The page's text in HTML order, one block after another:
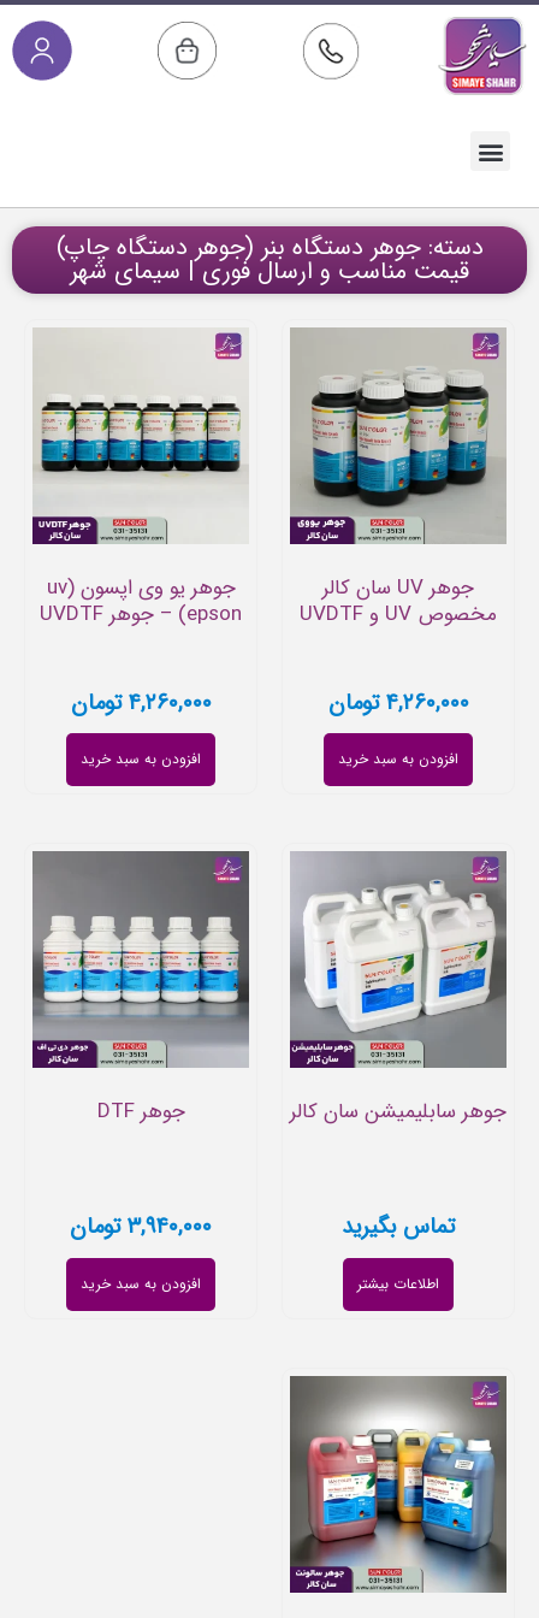
دسته: جوهر دستگاه بنر (جوهر دستگاه چاپ)
قیمت مناسب و ارسال فوری | سیمای شهر
جوهر UV سان کالر
مخصوص UV و UVDTF
۴,۲۶۰,۰۰۰ تومان
افزودن به سبد خرید
جوهر یو وی اپسون (uv
epson) – جوهر UVDTF
۴,۲۶۰,۰۰۰ تومان
افزودن به سبد خرید
جوهر سابلیمیشن سان کالر
تماس بگیرید
اطلاعات بیشتر
جوهر DTF
۳,۹۴۰,۰۰۰ تومان
افزودن به سبد خرید